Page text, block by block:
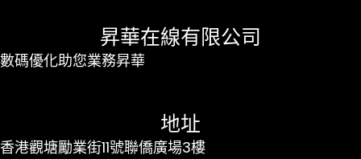
昇華在線有限公司
數碼優化助您業務昇華
地址
香港觀塘勵業街11號聯僑廣場3樓